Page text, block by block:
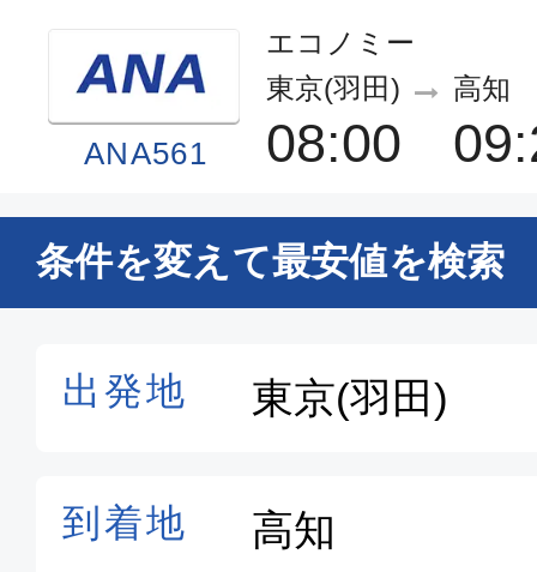
ANA561
エコノミー
東京(羽田)
08:00
高知
普通席
東京(羽田)
07:30
条件を変えて最安値を検索